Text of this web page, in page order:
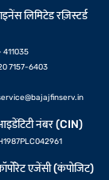
लिमिटेड रज़िस्टर्ड
411035
7157-6403
आइडेंटिटी नंबर (CIN)
एजेंसी (कंपोजिट)